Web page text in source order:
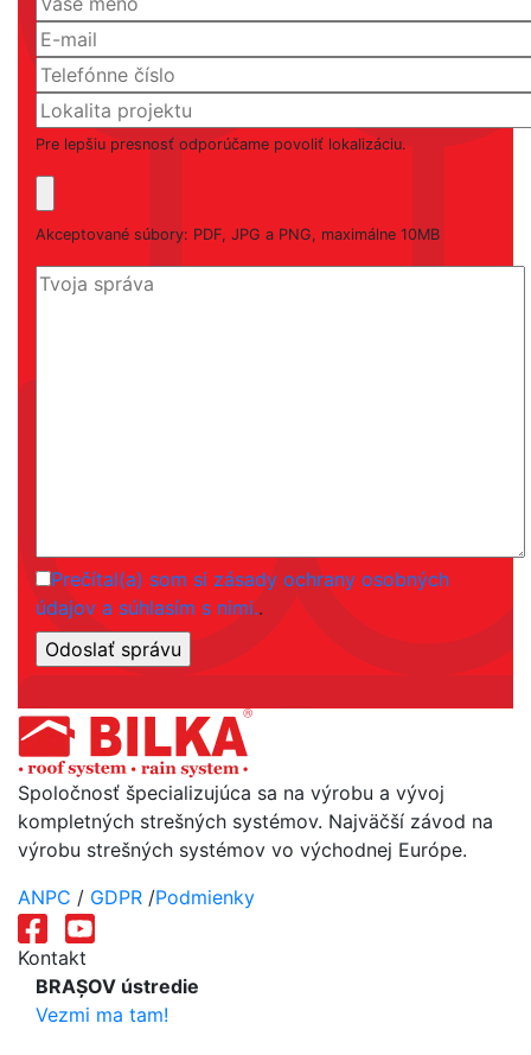
Pre lepšiu presnosť odporúčame povoliť lokalizáciu.
Akceptované súbory: PDF, JPG a PNG, maximálne 10MB
Prečítal(a) som si zásady ochrany osobných
údajov a súhlasím s nimi..
Spoločnosť špecializujúca sa na výrobu a vývoj
kompletných strešných systémov. Najväčší závod na
výrobu strešných systémov vo východnej Európe.
ANPC / GDPR /Podmienky
Kontakt
BRAȘOV ústredie
Vezmi ma tam!